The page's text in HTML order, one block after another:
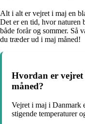
Alt i alt er vejret i maj en
Det er en tid, hvor naturen
både forår og sommer. Så
du træder ud i maj måned!
Hvordan er
måned?
Vejret i maj i Danmark
stigende temperaturer